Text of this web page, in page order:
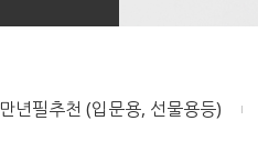
만년필추천 (입문용, 선물용등)